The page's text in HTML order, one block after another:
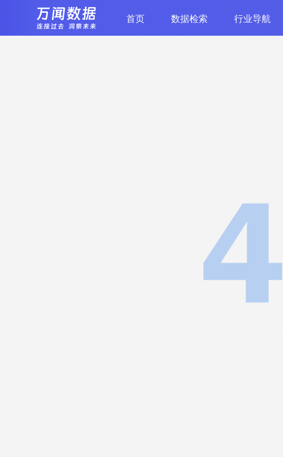
首页 数据检索 行业导航